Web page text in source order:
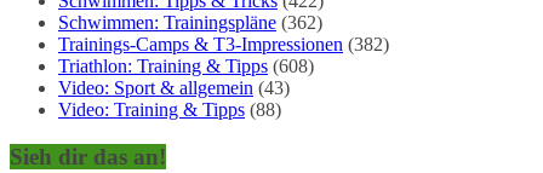
Schwimmen: Trainingspläne (362)
Trainings-Camps & T3-Impressionen (382)
Triathlon: Training & Tipps (608)
Video: Sport & allgemein (43)
Video: Training & Tipps (88)
Sieh dir das an!